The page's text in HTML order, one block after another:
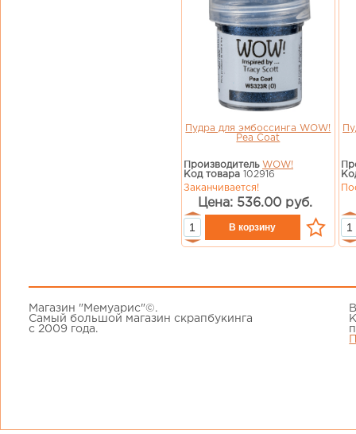
Пудра для эмбоссинга WOW!
Pea Coat
Производитель WOW!
Код товара 102916
Заканчивается!
Цена: 536.00 руб.
Магазин "Мемуарис"©.
Самый большой магазин скрапбукинга
с 2009 года.